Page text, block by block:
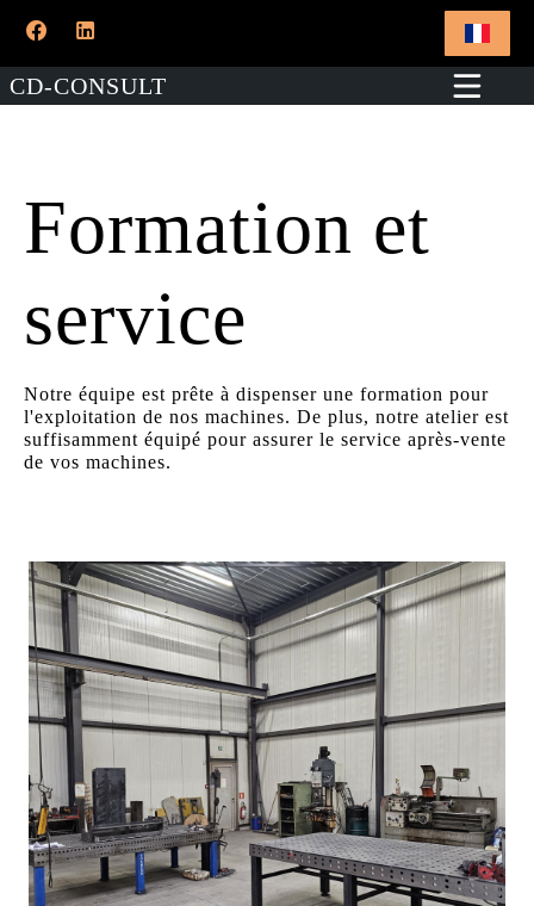
CD-CONSULT
Formation et
service
Notre équipe est prête à dispenser une formation pour
l'exploitation de nos machines. De plus, notre atelier est
suffisamment équipé pour assurer le service après-vente
de vos machines.